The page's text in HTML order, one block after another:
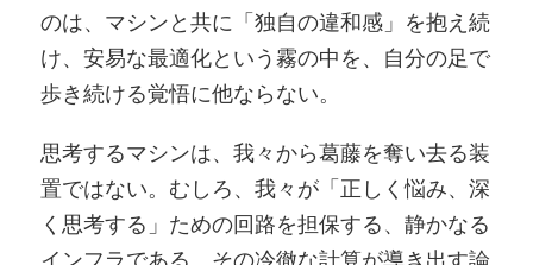
のは、マシンと共に「独自の違和感」を抱え続
け、安易な最適化という霧の中を、自分の足で
歩き続ける覚悟に他ならない。
思考するマシンは、我々から葛藤を奪い去る装
置ではない。むしろ、我々が「正しく悩み、深
く思考する」ための回路を担保する、静かなる
インフラである。その冷徹な計算が導き出す論